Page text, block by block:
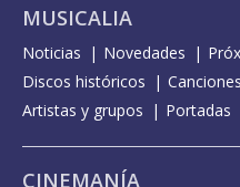
MUSICALIA
Noticias Novedades
Discos históricos
Canciones
Artistas y grupos
Portadas
CINEMANÍA